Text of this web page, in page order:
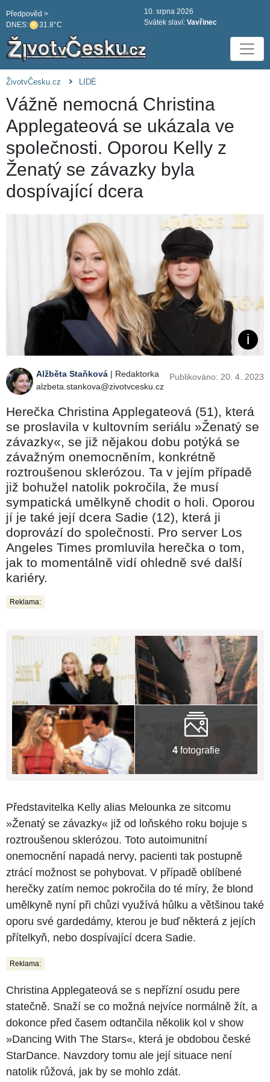
DNES: 31.8°C
Předpověd >
10. srpna 2026
Svátek slaví: Vavřinec
ŽivotvČesku.cz LIDÉ
Vážně nemocná Christina
Applegateová se ukázala ve
společnosti. Oporou Kelly z
Ženatý se závazky byla
dospívající dcera
Alžběta Staňková | Redaktorka
alzbeta.stankova@zivotvcesku.cz
Publikováno: 20. 4. 2023
Herečka Christina Applegateová (51), která
se proslavila v kultovním seriálu »Ženatý se
závazky«, se již nějakou dobu potýká se
závažným onemocněním, konkrétně
roztroušenou sklerózou. Ta v jejím případě
již bohužel natolik pokročila, že musí
sympatická umělkyně chodit o holi. Oporou
jí je také její dcera Sadie (12), která ji
doprovází do společnosti. Pro server Los
Angeles Times promluvila herečka o tom,
jak to momentálně vidí ohledně své další
kariéry.
Reklama:
4 fotografie
Představitelka Kelly alias Melounka ze sitcomu
»Ženatý se závazky« již od loňského roku bojuje s
roztroušenou sklerózou. Toto autoimunitní
onemocnění napadá nervy, pacienti tak postupně
ztrácí možnost se pohybovat. V případě oblíbené
herečky zatím nemoc pokročila do té míry, že blond
umělkyně nyní při chůzi využívá hůlku a většinou také
oporu své gardedámy, kterou je buď některá z jejích
přítelkyň, nebo dospívající dcera Sadie.
Reklama:
Christina Applegateová se s nepřízní osudu pere
statečně. Snaží se co možná nejvíce normálně žít, a
dokonce před časem odtančila několik kol v show
»Dancing With The Stars«, která je obdobou české
StarDance. Navzdory tomu ale její situace není
natolik růžová, jak by se mohlo zdát.